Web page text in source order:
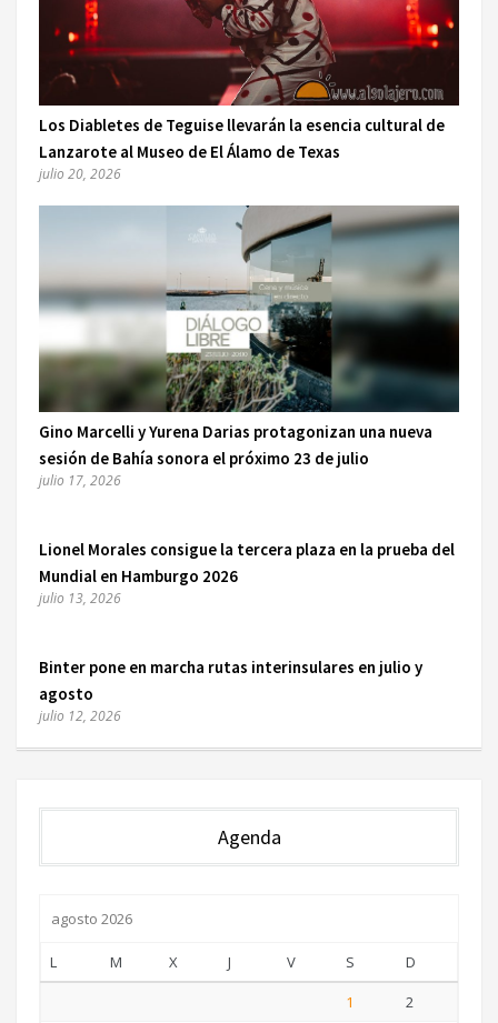
Los Diabletes de Teguise llevarán la esencia cultural de
Lanzarote al Museo de El Álamo de Texas
julio 20, 2026
Gino Marcelli y Yurena Darias protagonizan una nueva
sesión de Bahía sonora el próximo 23 de julio
julio 17, 2026
Lionel Morales consigue la tercera plaza en la prueba del
Mundial en Hamburgo 2026
julio 13, 2026
Binter pone en marcha rutas interinsulares en julio y
agosto
julio 12, 2026
Agenda
agosto 2026
L M X J V S
D
1
2